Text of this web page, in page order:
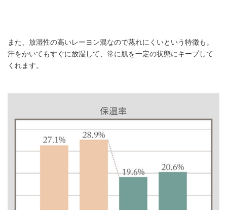
また、放湿性の高いレーヨン混なので蒸れにくいという特徴も。
汗をかいてもすぐに放湿して、常に肌を一定の状態にキープして
くれます。